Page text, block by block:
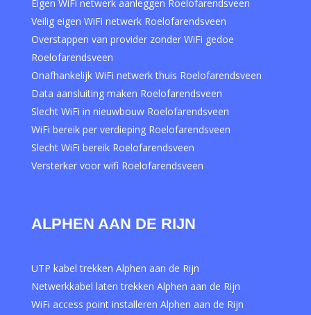
Eigen WiFi netwerk aanleggen Roelofarendsveen
Veilig eigen WiFi netwerk Roelofarendsveen
Overstappen van provider zonder WiFi gedoe
Roelofarendsveen
Onafhankelijk WiFi netwerk thuis Roelofarendsveen
Data aansluiting maken Roelofarendsveen
Slecht WiFi in nieuwbouw Roelofarendsveen
WiFi bereik per verdieping Roelofarendsveen
Slecht WiFi bereik Roelofarendsveen
Versterker voor wifi Roelofarendsveen
ALPHEN AAN DE RIJN
UTP kabel trekken Alphen aan de Rijn
Netwerkkabel laten trekken Alphen aan de Rijn
WiFi access point installeren Alphen aan de Rijn